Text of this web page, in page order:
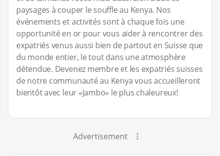
paysages à couper le souffle au Kenya. Nos
événements et activités sont à chaque fois une
opportunité en or pour vous aider à rencontrer des
expatriés venus aussi bien de partout en Suisse que
du monde entier, le tout dans une atmosphère
détendue. Devenez membre et les expatriés suisses
de notre communauté au Kenya vous accueilleront
bientôt avec leur «Jambo» le plus chaleureux!
Advertisement